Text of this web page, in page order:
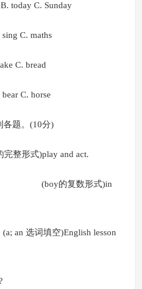
today C. Sunday
C. maths
C. bread
C. horse
各题。(10分)
式)play and act.
(boy的复数形式)in
词填空)English lesson